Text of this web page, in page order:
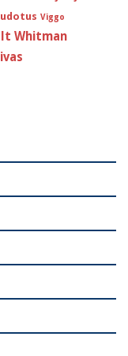
Viggo
Whitman